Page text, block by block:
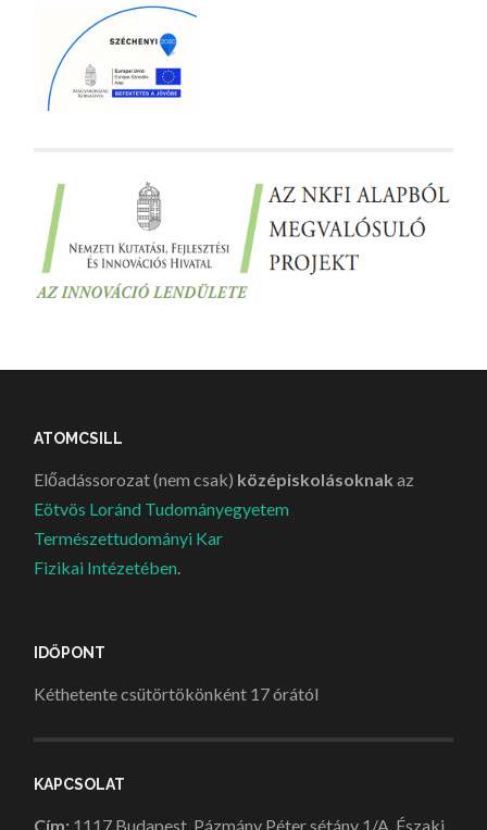
ATOMCSILL
Előadássorozat (nem csak) középiskolásoknak az
Eötvös Loránd Tudományegyetem
Természettudományi Kar
Fizikai Intézetében.
IDŐPONT
Kéthetente csütörtökönként 17 órától
KAPCSOLAT
Cím: 1117 Budapest, Pázmány Péter sétány 1/A, Északi